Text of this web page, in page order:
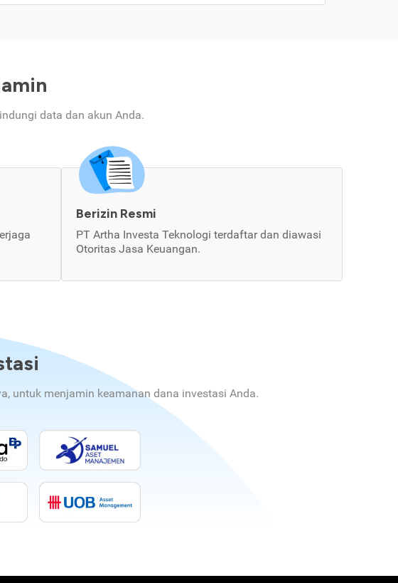
data dan akun Anda.
Berizin Resmi
PT Artha Investa Teknologi terdaftar dan diawasi
Otoritas Jasa Keuangan.
untuk menjamin keamanan dana investasi Anda.